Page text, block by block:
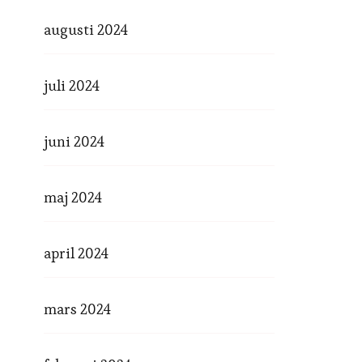
augusti 2024
juli 2024
juni 2024
maj 2024
april 2024
mars 2024